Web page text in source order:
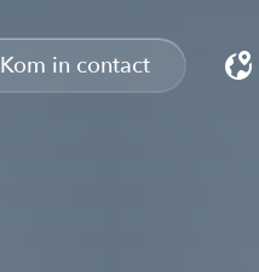
Kom in contact